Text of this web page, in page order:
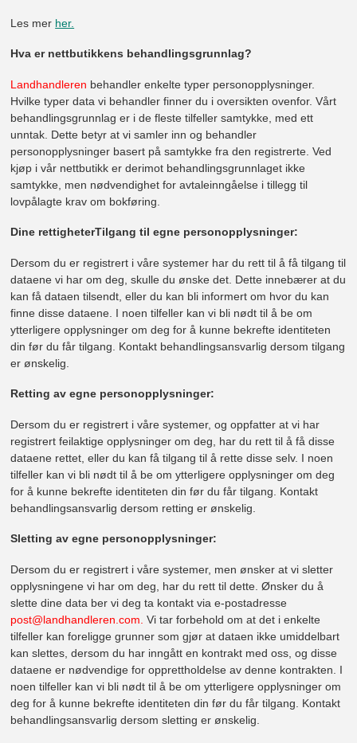
Les mer her.
Hva er nettbutikkens behandlingsgrunnlag?
Landhandleren behandler enkelte typer personopplysninger.
Hvilke typer data vi behandler finner du i oversikten ovenfor. Vårt
behandlingsgrunnlag er i de fleste tilfeller samtykke, med ett
unntak. Dette betyr at vi samler inn og behandler
personopplysninger basert på samtykke fra den registrerte. Ved
kjøp i vår nettbutikk er derimot behandlingsgrunnlaget ikke
samtykke, men nødvendighet for avtaleinngåelse i tillegg til
lovpålagte krav om bokføring.
Dine rettigheterTilgang til egne personopplysninger:
Dersom du er registrert i våre systemer har du rett til å få tilgang til
dataene vi har om deg, skulle du ønske det. Dette innebærer at du
kan få dataen tilsendt, eller du kan bli informert om hvor du kan
finne disse dataene. I noen tilfeller kan vi bli nødt til å be om
ytterligere opplysninger om deg for å kunne bekrefte identiteten
din før du får tilgang. Kontakt behandlingsansvarlig dersom tilgang
er ønskelig.
Retting av egne personopplysninger:
Dersom du er registrert i våre systemer, og oppfatter at vi har
registrert feilaktige opplysninger om deg, har du rett til å få disse
dataene rettet, eller du kan få tilgang til å rette disse selv. I noen
tilfeller kan vi bli nødt til å be om ytterligere opplysninger om deg
for å kunne bekrefte identiteten din før du får tilgang. Kontakt
behandlingsansvarlig dersom retting er ønskelig.
Sletting av egne personopplysninger:
Dersom du er registrert i våre systemer, men ønsker at vi sletter
opplysningene vi har om deg, har du rett til dette. Ønsker du å
slette dine data ber vi deg ta kontakt via e-postadresse
post@landhandleren.com. Vi tar forbehold om at det i enkelte
tilfeller kan foreligge grunner som gjør at dataen ikke umiddelbart
kan slettes, dersom du har inngått en kontrakt med oss, og disse
dataene er nødvendige for opprettholdelse av denne kontrakten. I
noen tilfeller kan vi bli nødt til å be om ytterligere opplysninger om
deg for å kunne bekrefte identiteten din før du får tilgang. Kontakt
behandlingsansvarlig dersom sletting er ønskelig.